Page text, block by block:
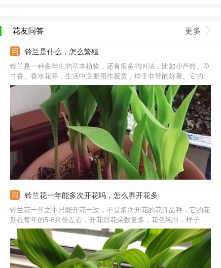
花友问答 更多
铃兰是什么，怎么繁殖
铃兰是一种多年生的草本植物，还有很多的叫法，比如小芦铃、草
寸香、香水花等，生活中主要用作观赏，样子非常的好看。它的植
株高度并不算很高，花朵很有特点，颜色为纯白色的，苞片的形状
为披针形，带有香甜的气味。铃兰全草可入药，但是具有毒性。铃
兰繁殖主要是分株和播种，以分株为主。
铃兰花一年能多次开花吗，怎么养开花多
铃兰花一年之中只能开花一次，不是多次开花的花卉品种，它的花
期在每年的5-6月份左右，开花后花朵数量多，花色纯白，样子非
常的好看，观赏性很高。花期大约能持续半个月左右，养护的好花
期会延长，花期结束后，花朵逐渐地凋谢枯萎。要想保证铃兰多开
花，要注意好养护因素。